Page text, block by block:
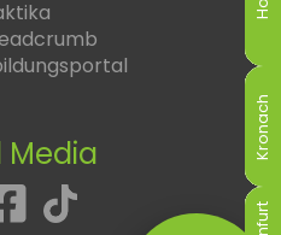
Hof
Kronach
Hof
Kronach
Hof
Kronach
Hof
Kronach
Hof
Kronach
Hof
Kronach
Media